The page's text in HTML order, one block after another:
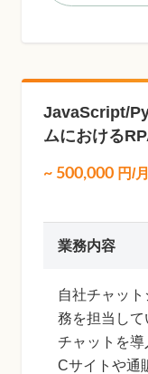
JavaScript/
ムにおける
~ 500,000 円/月
業務内容
自社チャッ
務を担当して
チャットを
Cサイトや通